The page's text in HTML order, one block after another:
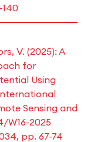
140
V. (2025): A
for
Using
Sensing and
W16-2025
pp. 67-74